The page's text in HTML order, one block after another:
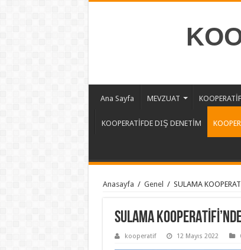
Ana Sayfa MEVZUAT
KOOPERATİFDE DIŞ DENETİM
Anasayfa / Genel / SULAMA
SULAMA
kooperatif 12 Mayıs 2022